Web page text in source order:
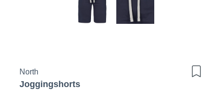
North
Joggingshorts